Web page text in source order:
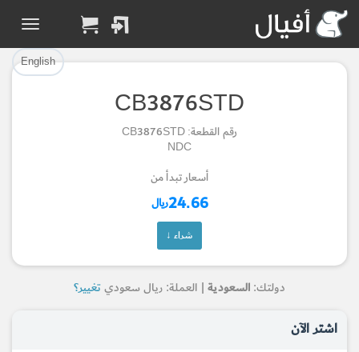
English
CB3876STD
رقم القطعة: CB3876STD
NDC
أسعار تبدأ من
24.66ريال
شراء ↓
دولتك: السعودية | العملة: ريال سعوديتغيير؟
اشتر الآن
تم إضافة القطعة بنجاح.
الرجوع لصفحة البحث
Part Successfully
Selected
Return to Search Page
تم إضافة القطعة للسلة بنجاح.
إتمام عملية الشراء
Part Added to Cart
Checkout